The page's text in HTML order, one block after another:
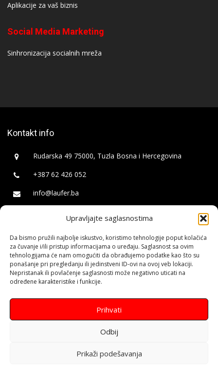
Upravljajte saglasnostima
Da bismo pružili najbolje iskustvo, koristimo tehnologije poput kolačića
za čuvanje i/ili pristup informacijama o uređaju. Saglasnost sa ovim
tehnologijama će nam omogućiti da obrađujemo podatke kao što su
ponašanje pri pregledanju ili jedinstveni ID-ovi na ovoj veb lokaciji.
Nepristanak ili povlačenje saglasnosti može negativno uticati na
određene karakteristike i funkcije.
Prihvati
Odbij
Prikaži podešavanja
Aplikacije za vaš biznis
Social Media Marketing
Sinhronizacija socialnih mreža
Kontakt info
Rudarska 49 75000, Tuzla Bosna i Hercegovina
+387 62 426 052
info@laufer.ba
Izrada web stranica za mala, srednja i velika preduzeća kao i za
javne ličnosti. Izrada Web Shopa - Online trgovine. Logo dizajn i
brendiranje. Izrada Android aplikacija. SEO optimizacija web
stranica i rangiranje na Google pretraživaču. Social Media